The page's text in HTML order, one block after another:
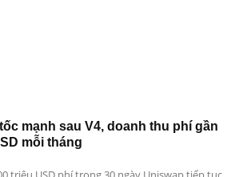
mạnh sau V4, doanh thu phí gần
mỗi tháng